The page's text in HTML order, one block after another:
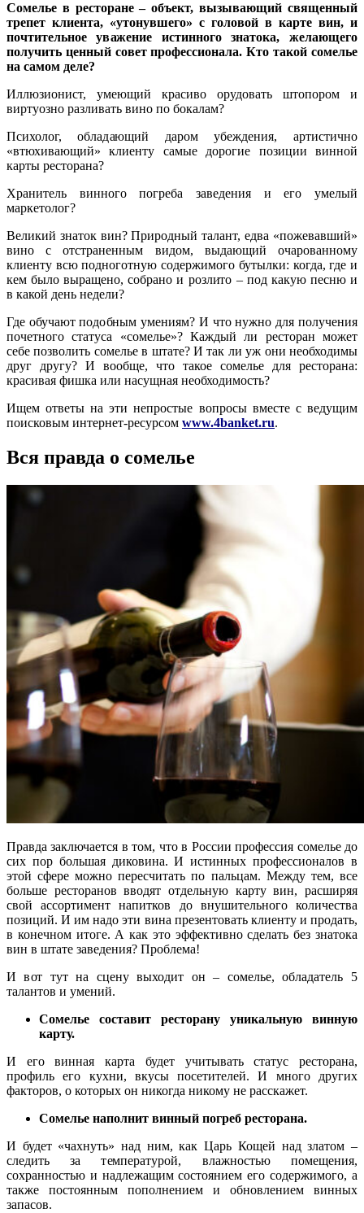
Сомелье в ресторане – объект, вызывающий священный
трепет клиента, «утонувшего» с головой в карте вин, и
почтительное уважение истинного знатока, желающего
получить ценный совет профессионала. Кто такой сомелье
на самом деле?
Иллюзионист, умеющий красиво орудовать штопором и
виртуозно разливать вино по бокалам?
Психолог, обладающий даром убеждения, артистично
«втюхивающий» клиенту самые дорогие позиции винной
карты ресторана?
Хранитель винного погреба заведения и его умелый
маркетолог?
Великий знаток вин? Природный талант, едва «пожевавший»
вино с отстраненным видом, выдающий очарованному
клиенту всю подноготную содержимого бутылки: когда, где и
кем было выращено, собрано и розлито – под какую песню и
в какой день недели?
Где обучают подобным умениям? И что нужно для получения
почетного статуса «сомелье»? Каждый ли ресторан может
себе позволить сомелье в штате? И так ли уж они необходимы
друг другу? И вообще, что такое сомелье для ресторана:
красивая фишка или насущная необходимость?
Ищем ответы на эти непростые вопросы вместе с ведущим
поисковым интернет-ресурсом www.4banket.ru.
Вся правда о сомелье
Правда заключается в том, что в России профессия сомелье до
сих пор большая диковина. И истинных профессионалов в
этой сфере можно пересчитать по пальцам. Между тем, все
больше ресторанов вводят отдельную карту вин, расширяя
свой ассортимент напитков до внушительного количества
позиций. И им надо эти вина презентовать клиенту и продать,
в конечном итоге. А как это эффективно сделать без знатока
вин в штате заведения? Проблема!
И вот тут на сцену выходит он – сомелье, обладатель 5
талантов и умений.
Сомелье составит ресторану уникальную винную
карту.
И его винная карта будет учитывать статус ресторана,
профиль его кухни, вкусы посетителей. И много других
факторов, о которых он никогда никому не расскажет.
Сомелье наполнит винный погреб ресторана.
И будет «чахнуть» над ним, как Царь Кощей над златом –
следить за температурой, влажностью помещения,
сохранностью и надлежащим состоянием его содержимого, а
также постоянным пополнением и обновлением винных
запасов.